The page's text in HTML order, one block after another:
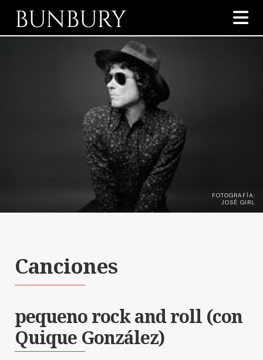
BUNBURY 
FOTOGRAFÍA:
JOSÉ GIRL
Canciones
pequeno rock and roll (con
Quique González)